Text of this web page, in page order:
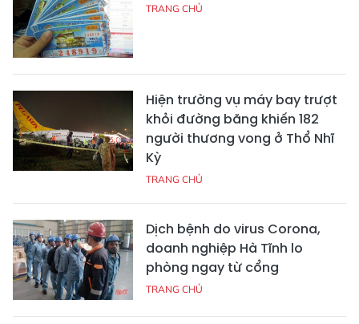
TRANG CHỦ
Hiện trường vụ máy bay trượt
khỏi đường băng khiến 182
người thương vong ở Thổ Nhĩ
Kỳ
TRANG CHỦ
Dịch bệnh do virus Corona,
doanh nghiệp Hà Tĩnh lo
phòng ngay từ cổng
TRANG CHỦ